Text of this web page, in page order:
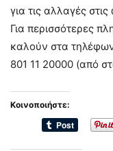
για τις αλλαγές
Για περισσότερες
καλούν στα
801 11 20000 (από
Κοινοποιήστε: